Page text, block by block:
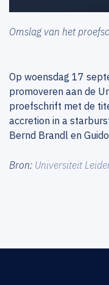
Omslag van het
Op woensdag 17
promoveren aan de
proefschrift met de
accretion in a
Bernd Brandl en
Bron: Universiteit